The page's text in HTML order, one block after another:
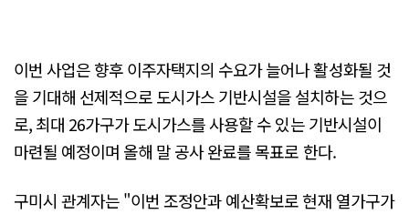
이번 사업은 향후 이주자택지의 수요가 늘어나 활성화될 것
을 기대해 선제적으로 도시가스 기반시설을 설치하는 것으
로, 최대 26가구가 도시가스를 사용할 수 있는 기반시설이
마련될 예정이며 올해 말 공사 완료를 목표로 한다.
구미시 관계자는 "이번 조정안과 예산확보로 현재 열가구가